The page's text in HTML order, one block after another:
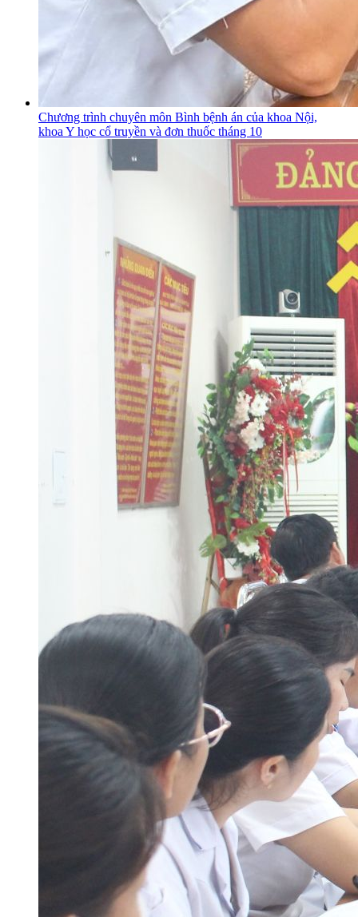
Chương trình chuyên môn Bình bệnh án của khoa Nội,
khoa Y học cổ truyền và đơn thuốc tháng 10